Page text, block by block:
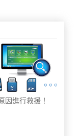
因進行救援！